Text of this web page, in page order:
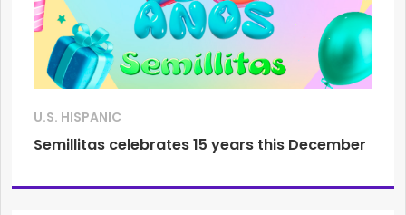
U.S. HISPANIC
Semillitas celebrates 15 years this December